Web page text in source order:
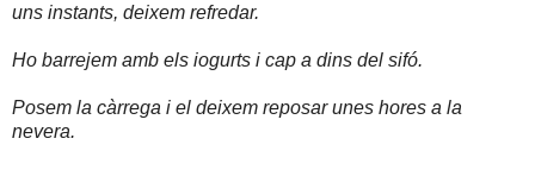
uns instants, deixem refredar.
Ho barrejem amb els iogurts i cap a dins del sifó.
Posem la càrrega i el deixem reposar unes hores a la
nevera.